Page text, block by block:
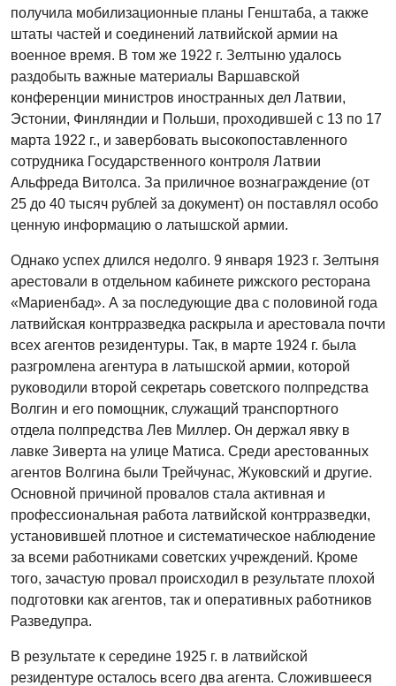
получила мобилизационные планы Генштаба, а также
штаты частей и соединений латвийской армии на
военное время. В том же 1922 г. Зелтыню удалось
раздобыть важные материалы Варшавской
конференции министров иностранных дел Латвии,
Эстонии, Финляндии и Польши, проходившей с 13 по 17
марта 1922 г., и завербовать высокопоставленного
сотрудника Государственного контроля Латвии
Альфреда Витолса. За приличное вознаграждение (от
25 до 40 тысяч рублей за документ) он поставлял особо
ценную информацию о латышской армии.
Однако успех длился недолго. 9 января 1923 г. Зелтыня
арестовали в отдельном кабинете рижского ресторана
«Мариенбад». А за последующие два с половиной года
латвийская контрразведка раскрыла и арестовала почти
всех агентов резидентуры. Так, в марте 1924 г. была
разгромлена агентура в латышской армии, которой
руководили второй секретарь советского полпредства
Волгин и его помощник, служащий транспортного
отдела полпредства Лев Миллер. Он держал явку в
лавке Зиверта на улице Матиса. Среди арестованных
агентов Волгина были Трейчунас, Жуковский и другие.
Основной причиной провалов стала активная и
профессиональная работа латвийской контрразведки,
установившей плотное и систематическое наблюдение
за всеми работниками советских учреждений. Кроме
того, зачастую провал происходил в результате плохой
подготовки как агентов, так и оперативных работников
Разведупра.
В результате к середине 1925 г. в латвийской
резидентуре осталось всего два агента. Сложившееся